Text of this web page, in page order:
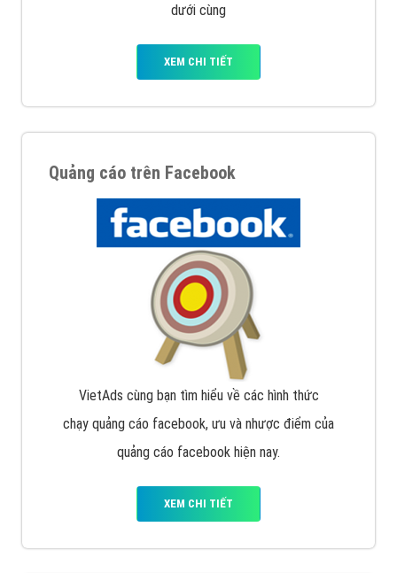
dưới cùng
XEM CHI TIẾT
Quảng cáo trên Facebook
VietAds cùng bạn tìm hiểu về các hình thức
chạy quảng cáo facebook, ưu và nhược điểm của
quảng cáo facebook hiện nay.
XEM CHI TIẾT